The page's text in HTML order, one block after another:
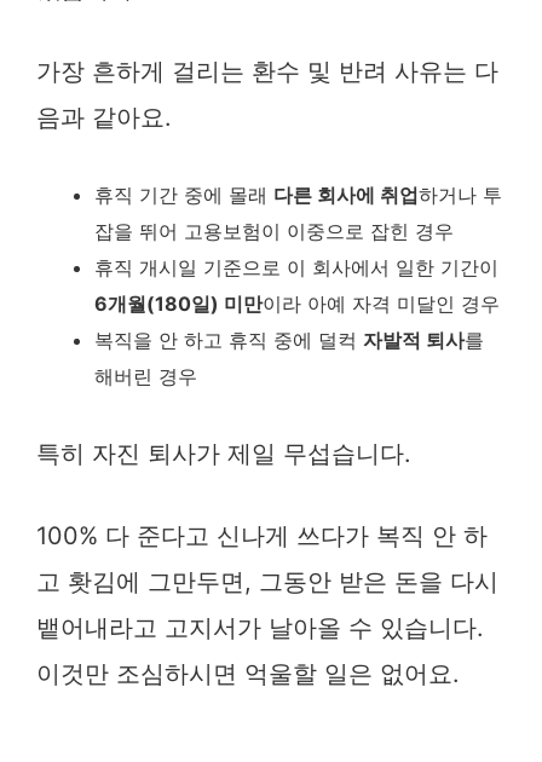
가장 흔하게 걸리는 환수 및 반려 사유는 다
음과 같아요.
휴직 기간 중에 몰래 다른 회사에 취업하거나 투
잡을 뛰어 고용보험이 이중으로 잡힌 경우
휴직 개시일 기준으로 이 회사에서 일한 기간이
6개월(180일) 미만이라 아예 자격 미달인 경우
복직을 안 하고 휴직 중에 덜컥 자발적 퇴사를
해버린 경우
특히 자진 퇴사가 제일 무섭습니다.
100% 다 준다고 신나게 쓰다가 복직 안 하
고 홧김에 그만두면, 그동안 받은 돈을 다시
뱉어내라고 고지서가 날아올 수 있습니다.
이것만 조심하시면 억울할 일은 없어요.